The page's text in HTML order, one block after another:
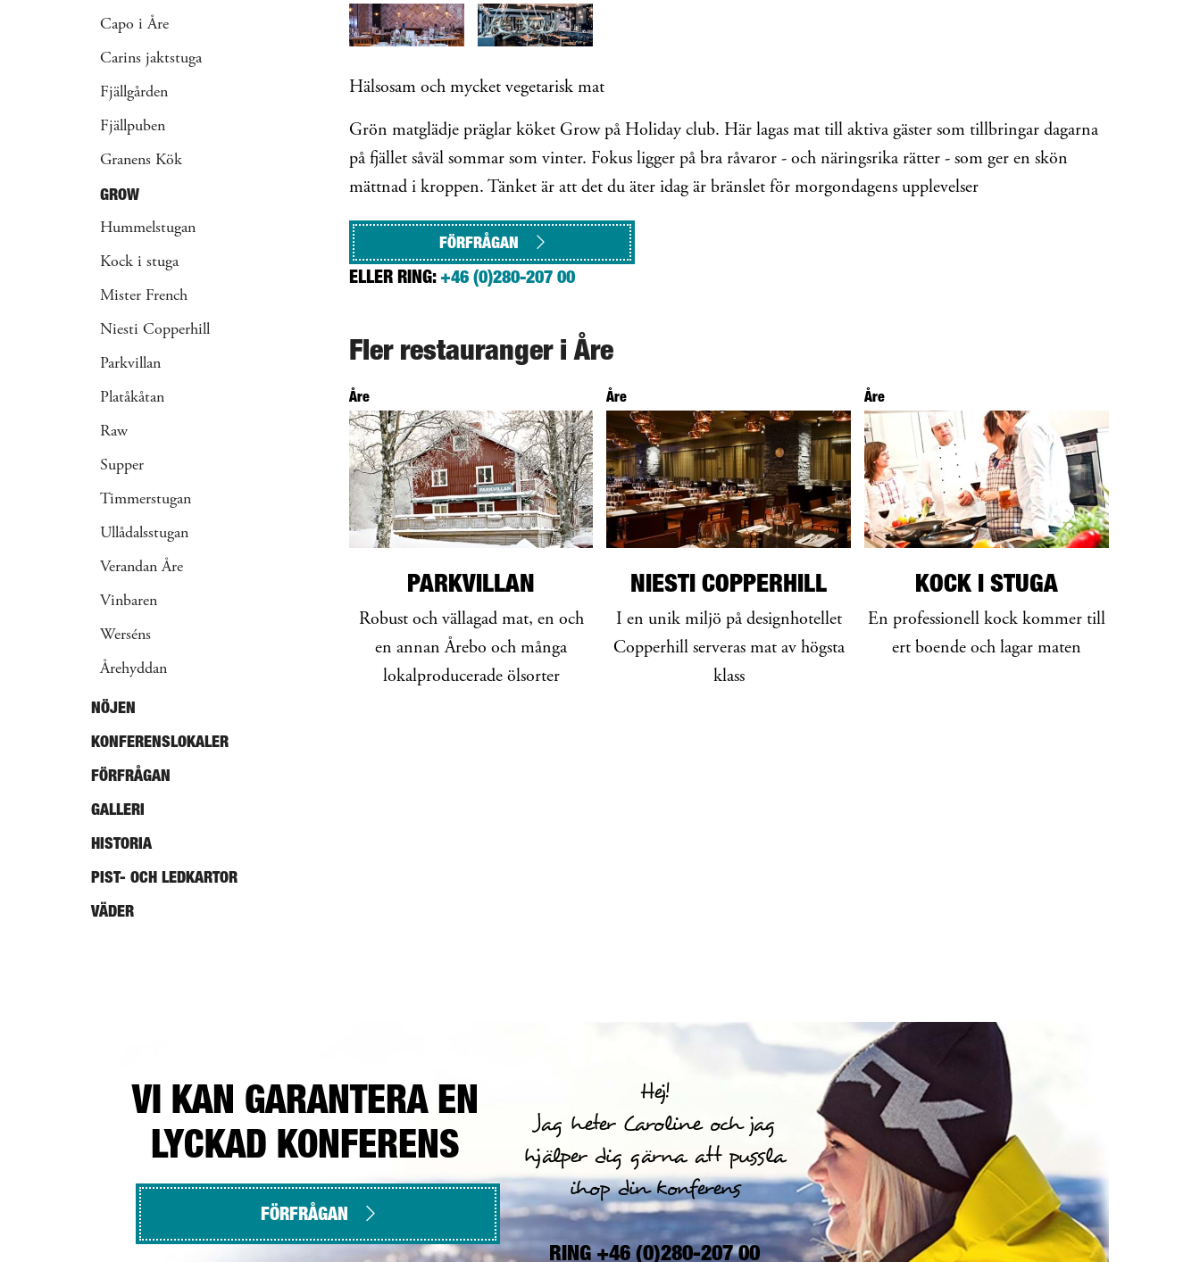
Hälsosam och mycket vegetarisk mat
Grön matglädje präglar köket Grow på Holiday club. Här lagas mat till aktiva gäster som tillbringar dagarna
på fjället såväl sommar som vinter. Fokus ligger på bra råvaror - och näringsrika rätter - som ger en skön
mättnad i kroppen. Tänket är att det du äter idag är bränslet för morgondagens upplevelser
FÖRFRÅGAN
ELLER RING: +46 (0)280-207 00
Fler restauranger i Åre
Åre
PARKVILLAN
Robust och vällagad mat, en och
en annan Årebo och många
lokalproducerade ölsorter
Åre
NIESTI COPPERHILL
I en unik miljö på designhotellet
Copperhill serveras mat av högsta
klass
Åre
KOCK I STUGA
En professionell kock kommer till
ert boende och lagar maten
Capo i Åre
Carins jaktstuga
Fjällgården
Fjällpuben
Granens Kök
GROW
Hummelstugan
Kock i stuga
Mister French
Niesti Copperhill
Parkvillan
Platåkåtan
Raw
Supper
Timmerstugan
Ullådalsstugan
Verandan Åre
Vinbaren
Werséns
Årehyddan
NÖJEN
KONFERENSLOKALER
FÖRFRÅGAN
GALLERI
HISTORIA
PIST- OCH LEDKARTOR
VÄDER
VI KAN GARANTERA EN
LYCKAD KONFERENS
Hej!
Jag heter Caroline och jag
hjälper dig gärna att pussla
ihop din konferens
RING +46 (0)280-207 00
FÖRFRÅGAN